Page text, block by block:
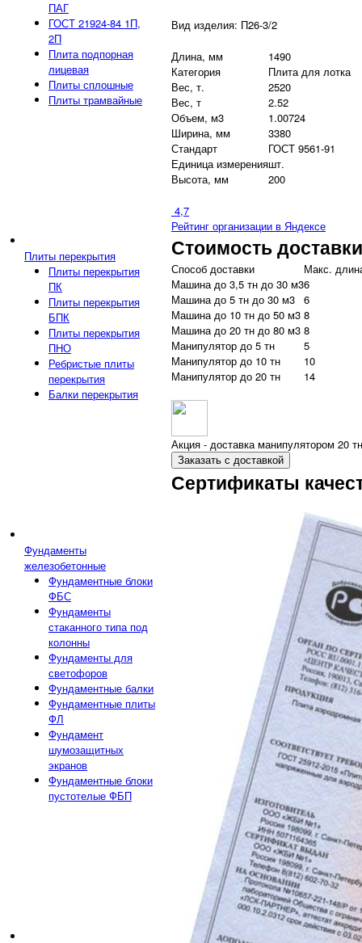
ПАГ
ГОСТ 21924-84 1П,
2П
Плита подпорная
лицевая
Плиты сплошные
Плиты трамвайные
Плиты перекрытия
Плиты перекрытия
ПК
Плиты перекрытия
БПК
Плиты перекрытия
ПНО
Ребристые плиты
перекрытия
Балки перекрытия
Фундаменты
железобетонные
Фундаментные блоки
ФБС
Фундаменты
стаканного типа под
колонны
Фундаменты для
светофоров
Фундаментные балки
Фундаментные плиты
ФЛ
Фундамент
шумозащитных
экранов
Фундаментные блоки
пустотелые ФБП
Вид изделия: П26-3/2
Длина, мм
1490
Категория
Плита для лотка
Вес, т.
2520
Вес, т
2.52
Объем, м3
1.00724
Ширина, мм
3380
Стандарт
ГОСТ 9561-91
Единица измеренияшт.
Высота, мм
200
4,7
Рейтинг организации в Яндексе
Стоимость доставки
Способ доставки
Макс.
Машина до 3,5 тн до 30 м36
Машина до 5 тн до 30 м3 6
Машина до 10 тн до 50 м3 8
Машина до 20 тн до 80 м3 8
Манипулятор до 5 тн
5
Манипулятор до 10 тн
10
Манипулятор до 20 тн
14
Акция - доставка манипулятором 20
Заказать с доставкой
Сертификаты